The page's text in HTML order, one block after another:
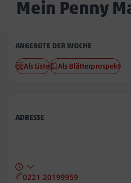
Mein Penny
Penny
Mandelsloh
ANGEBOTE DER WOCHE
Als Liste Als Blätterprospekt
ADRESSE
0221 20199959